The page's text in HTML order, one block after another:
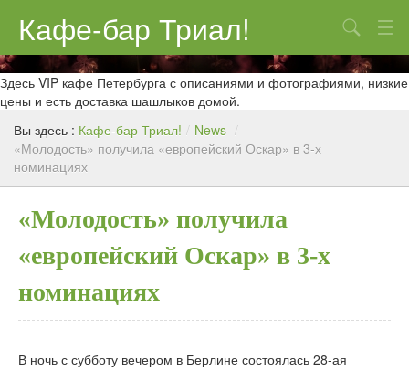
Кафе-бар Триал!
О нас
Меню
Контакты
Реклама
Поиск
Здесь VIP кафе Петербурга с описаниями и фотографиями, низкие
цены и есть доставка шашлыков домой.
Вы здесь : Кафе-бар Триал! / News /
«Молодость» получила «европейский Оскар» в 3-х
номинациях
«Молодость» получила
«европейский Оскар» в 3-х
номинациях
В ночь с субботу вечером в Берлине состоялась 28-ая